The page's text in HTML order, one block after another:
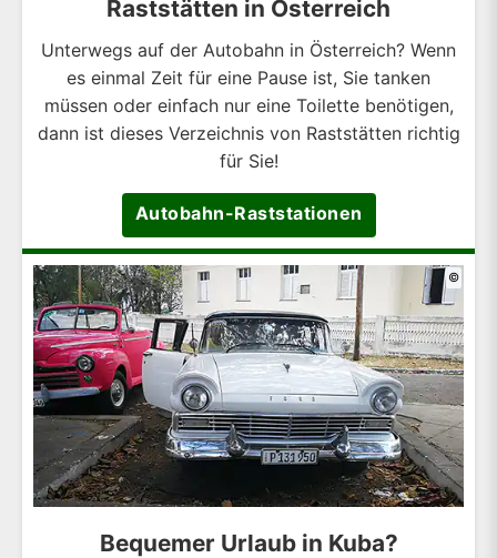
Raststätten in Österreich
Unterwegs auf der Autobahn in Österreich? Wenn
es einmal Zeit für eine Pause ist, Sie tanken
müssen oder einfach nur eine Toilette benötigen,
dann ist dieses Verzeichnis von Raststätten richtig
für Sie!
Autobahn-Raststationen
©
Bequemer Urlaub in Kuba?